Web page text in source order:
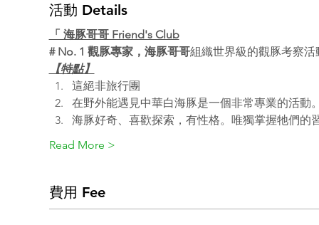
活動 Details
「 海豚哥哥 Friend's Club
# No. 1 觀豚專家，海豚哥哥組織世界級的觀豚考察活
【特點】
這絕非旅行團
在野外能遇見中華白海豚是一個非常專業的活動
海豚好奇、喜歡探索，有性格。唯獨掌握牠們的
Read More >
費用 Fee